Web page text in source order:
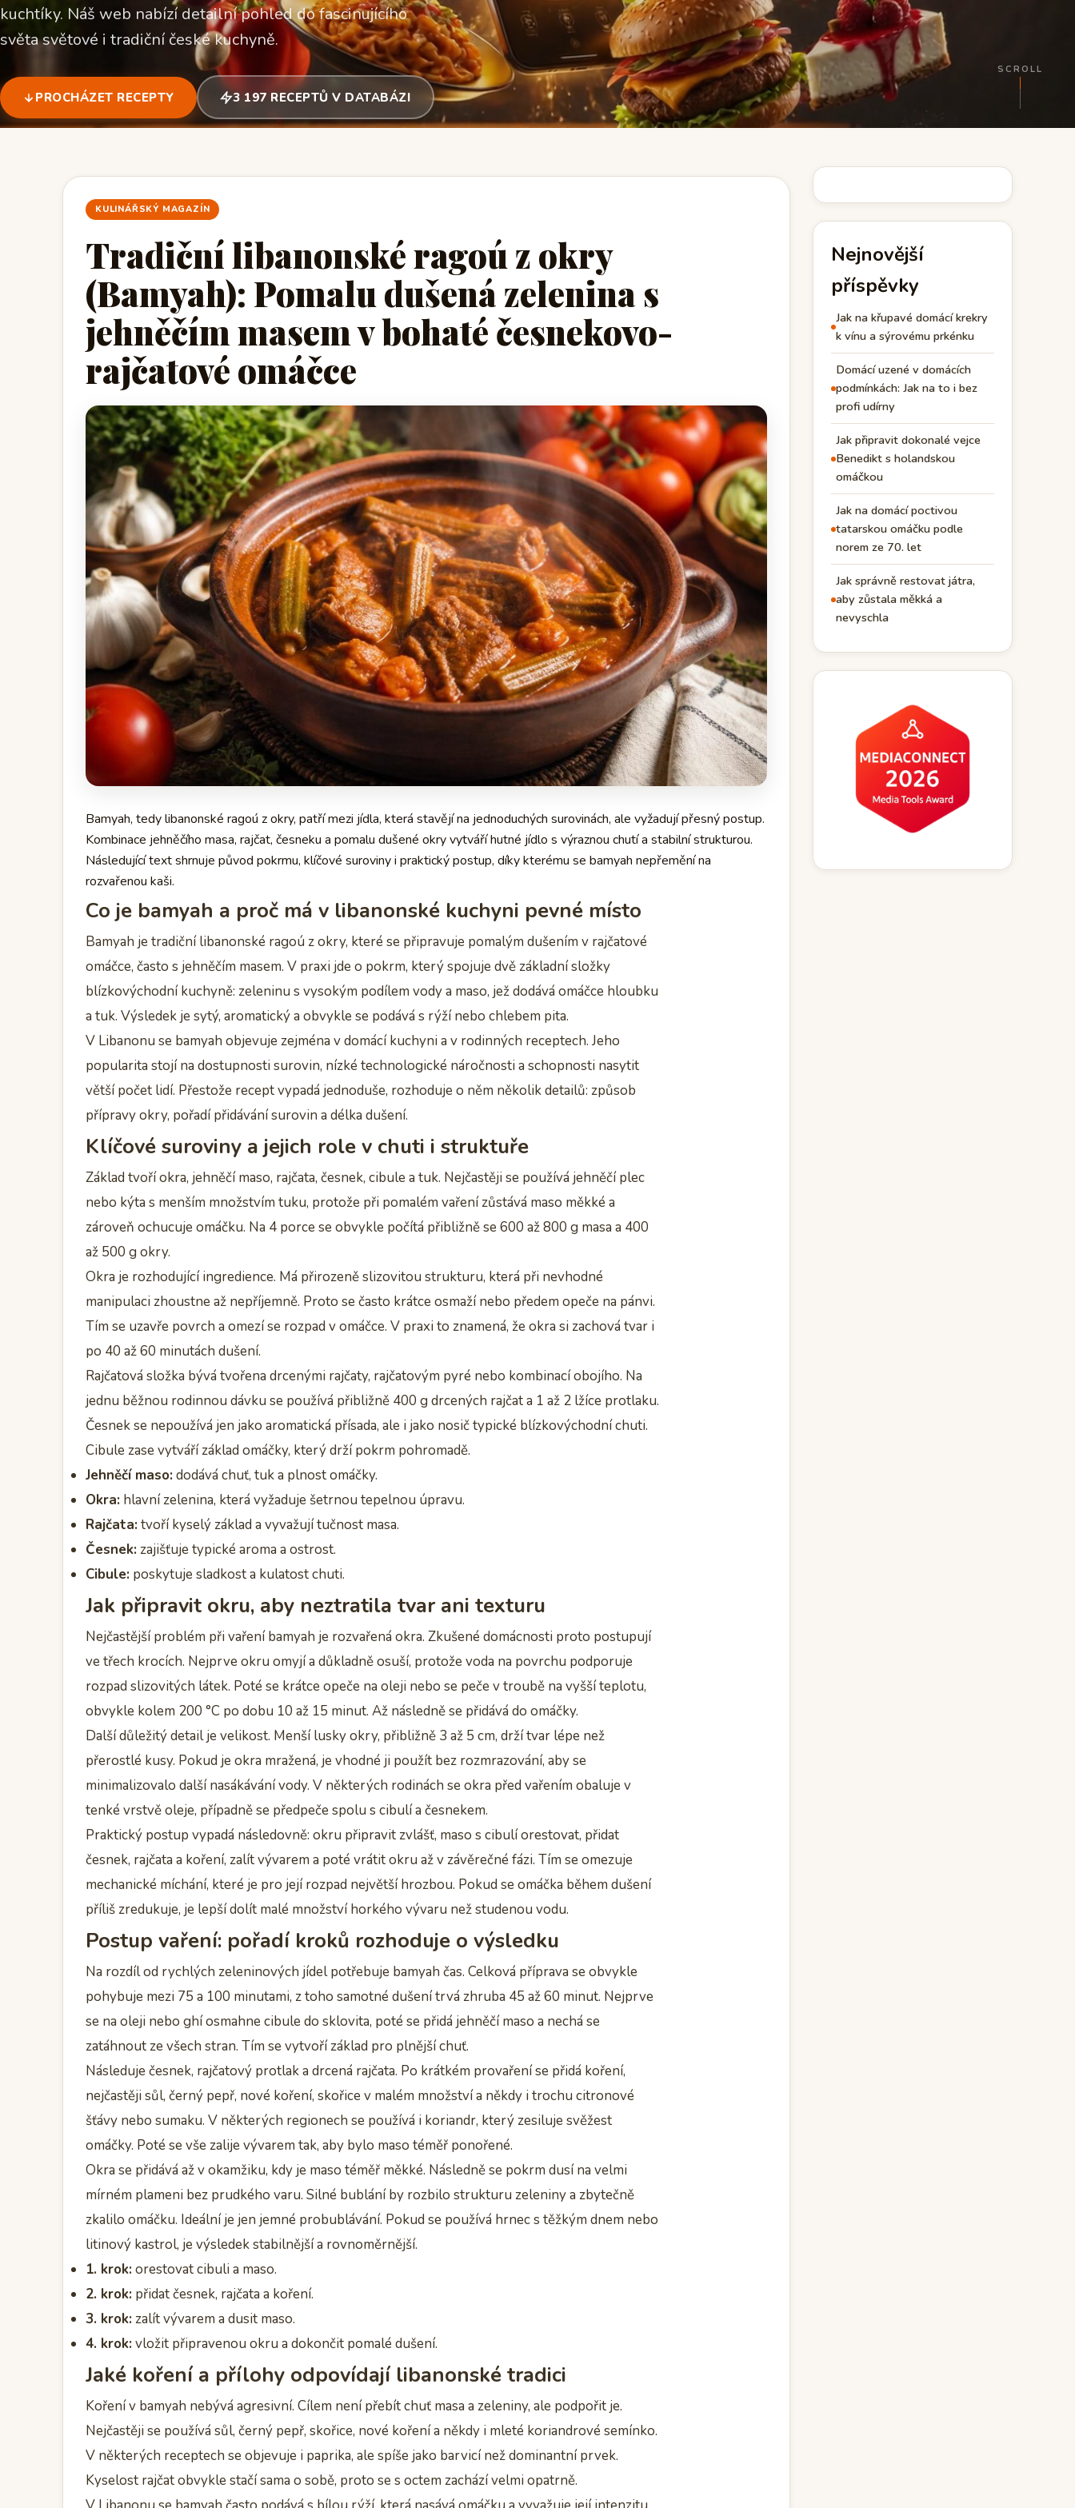
kuchtíky. Náš web nabízí detailní pohled do fascinujícího
světa světové i tradiční české kuchyně.
PROCHÁZET RECEPTY 3 197 RECEPTŮ V DATABÁZI
SCROLL
KULINÁŘSKÝ MAGAZÍN
Tradiční libanonské ragoú z okry
(Bamyah): Pomalu dušená zelenina s
jehněčím masem v bohaté česnekovo-
rajčatové omáčce
Bamyah, tedy libanonské ragoú z okry, patří mezi jídla, která stavějí na jednoduchých surovinách, ale vyžadují přesný postup.
Kombinace jehněčího masa, rajčat, česneku a pomalu dušené okry vytváří hutné jídlo s výraznou chutí a stabilní strukturou.
Následující text shrnuje původ pokrmu, klíčové suroviny i praktický postup, díky kterému se bamyah nepřemění na
rozvařenou kaši.
Co je bamyah a proč má v libanonské kuchyni pevné místo
Bamyah je tradiční libanonské ragoú z okry, které se připravuje pomalým dušením v rajčatové
omáčce, často s jehněčím masem. V praxi jde o pokrm, který spojuje dvě základní složky
blízkovýchodní kuchyně: zeleninu s vysokým podílem vody a maso, jež dodává omáčce hloubku
a tuk. Výsledek je sytý, aromatický a obvykle se podává s rýží nebo chlebem pita.
V Libanonu se bamyah objevuje zejména v domácí kuchyni a v rodinných receptech. Jeho
popularita stojí na dostupnosti surovin, nízké technologické náročnosti a schopnosti nasytit
větší počet lidí. Přestože recept vypadá jednoduše, rozhoduje o něm několik detailů: způsob
přípravy okry, pořadí přidávání surovin a délka dušení.
Klíčové suroviny a jejich role v chuti i struktuře
Základ tvoří okra, jehněčí maso, rajčata, česnek, cibule a tuk. Nejčastěji se používá jehněčí plec
nebo kýta s menším množstvím tuku, protože při pomalém vaření zůstává maso měkké a
zároveň ochucuje omáčku. Na 4 porce se obvykle počítá přibližně se 600 až 800 g masa a 400
až 500 g okry.
Okra je rozhodující ingredience. Má přirozeně slizovitou strukturu, která při nevhodné
manipulaci zhoustne až nepříjemně. Proto se často krátce osmaží nebo předem opeče na pánvi.
Tím se uzavře povrch a omezí se rozpad v omáčce. V praxi to znamená, že okra si zachová tvar i
po 40 až 60 minutách dušení.
Rajčatová složka bývá tvořena drcenými rajčaty, rajčatovým pyré nebo kombinací obojího. Na
jednu běžnou rodinnou dávku se používá přibližně 400 g drcených rajčat a 1 až 2 lžíce protlaku.
Česnek se nepoužívá jen jako aromatická přísada, ale i jako nosič typické blízkovýchodní chuti.
Cibule zase vytváří základ omáčky, který drží pokrm pohromadě.
Jehněčí maso:dodává chuť, tuk a plnost omáčky.
Okra: hlavní zelenina, která vyžaduje šetrnou tepelnou úpravu.
Rajčata:tvoří kyselý základ a vyvažují tučnost masa.
Česnek: zajišťuje typické aroma a ostrost.
Cibule: poskytuje sladkost a kulatost chuti.
Jak připravit okru, aby neztratila tvar ani texturu
Nejčastější problém při vaření bamyah je rozvařená okra. Zkušené domácnosti proto postupují
ve třech krocích. Nejprve okru omyjí a důkladně osuší, protože voda na povrchu podporuje
rozpad slizovitých látek. Poté se krátce opeče na oleji nebo se peče v troubě na vyšší teplotu,
obvykle kolem 200 °C po dobu 10 až 15 minut. Až následně se přidává do omáčky.
Další důležitý detail je velikost. Menší lusky okry, přibližně 3 až 5 cm, drží tvar lépe než
přerostlé kusy. Pokud je okra mražená, je vhodné ji použít bez rozmrazování, aby se
minimalizovalo další nasákávání vody. V některých rodinách se okra před vařením obaluje v
tenké vrstvě oleje, případně se předpeče spolu s cibulí a česnekem.
Praktický postup vypadá následovně: okru připravit zvlášť, maso s cibulí orestovat, přidat
česnek, rajčata a koření, zalít vývarem a poté vrátit okru až v závěrečné fázi. Tím se omezuje
mechanické míchání, které je pro její rozpad největší hrozbou. Pokud se omáčka během dušení
příliš zredukuje, je lepší dolít malé množství horkého vývaru než studenou vodu.
Postup vaření: pořadí kroků rozhoduje o výsledku
Na rozdíl od rychlých zeleninových jídel potřebuje bamyah čas. Celková příprava se obvykle
pohybuje mezi 75 a 100 minutami, z toho samotné dušení trvá zhruba 45 až 60 minut. Nejprve
se na oleji nebo ghí osmahne cibule do sklovita, poté se přidá jehněčí maso a nechá se
zatáhnout ze všech stran. Tím se vytvoří základ pro plnější chuť.
Následuje česnek, rajčatový protlak a drcená rajčata. Po krátkém provaření se přidá koření,
nejčastěji sůl, černý pepř, nové koření, skořice v malém množství a někdy i trochu citronové
šťávy nebo sumaku. V některých regionech se používá i koriandr, který zesiluje svěžest
omáčky. Poté se vše zalije vývarem tak, aby bylo maso téměř ponořené.
Okra se přidává až v okamžiku, kdy je maso téměř měkké. Následně se pokrm dusí na velmi
mírném plameni bez prudkého varu. Silné bublání by rozbilo strukturu zeleniny a zbytečně
zkalilo omáčku. Ideální je jen jemné probublávání. Pokud se používá hrnec s těžkým dnem nebo
litinový kastrol, je výsledek stabilnější a rovnoměrnější.
1. krok:orestovat cibuli a maso.
2. krok: přidat česnek, rajčata a koření.
3. krok: zalít vývarem a dusit maso.
4. krok:vložit připravenou okru a dokončit pomalé dušení.
Jaké koření a přílohy odpovídají libanonské tradici
Koření v bamyah nebývá agresivní. Cílem není přebít chuť masa a zeleniny, ale podpořit je.
Nejčastěji se používá sůl, černý pepř, skořice, nové koření a někdy i mleté koriandrové semínko.
V některých receptech se objevuje i paprika, ale spíše jako barvicí než dominantní prvek.
Kyselost rajčat obvykle stačí sama o sobě, proto se s octem zachází velmi opatrně.
Nejnovější
příspěvky
Jak na křupavé domácí krekry
k vínu a sýrovému prkénku
Domácí uzené v domácích
podmínkách: Jak na to i bez
profi udírny
Jak připravit dokonalé vejce
Benedikt s holandskou
omáčkou
Jak na domácí poctivou
tatarskou omáčku podle
norem ze 70. let
Jak správně restovat játra,
aby zůstala měkká a
nevyschla